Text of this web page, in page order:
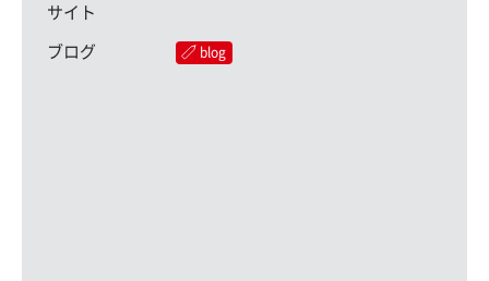
サイト
ブログ blog